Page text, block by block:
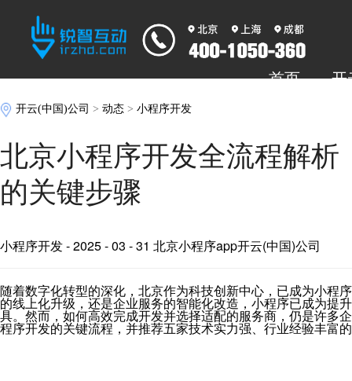
首页 开
开云(中国)公司 >动态 >小程序开发
北京小程序开发全流程解析
的关键步骤
小程序开发- 2025 - 03 - 31 北京小程序app开云(中国)公司
随着数字化转型的深化，北京作为科技创新中心，已成为小程
的线上化升级，还是企业服务的智能化改造，小程序已成为提
具。然而，如何高效完成开发并选择适配的服务商，仍是许多
程序开发的关键流程，并推荐五家技术实力强、行业经验丰富